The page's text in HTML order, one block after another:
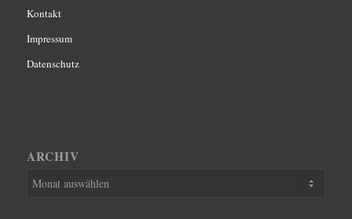
Kontakt
Impressum
Datenschutz
ARCHIV